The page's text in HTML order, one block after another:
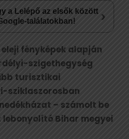
a Lelépő az elsők között
találatokban!
›
fényképek alapján
szigethegység
turisztikai
sziklaszorosban
– számolt be
Bihar megyei